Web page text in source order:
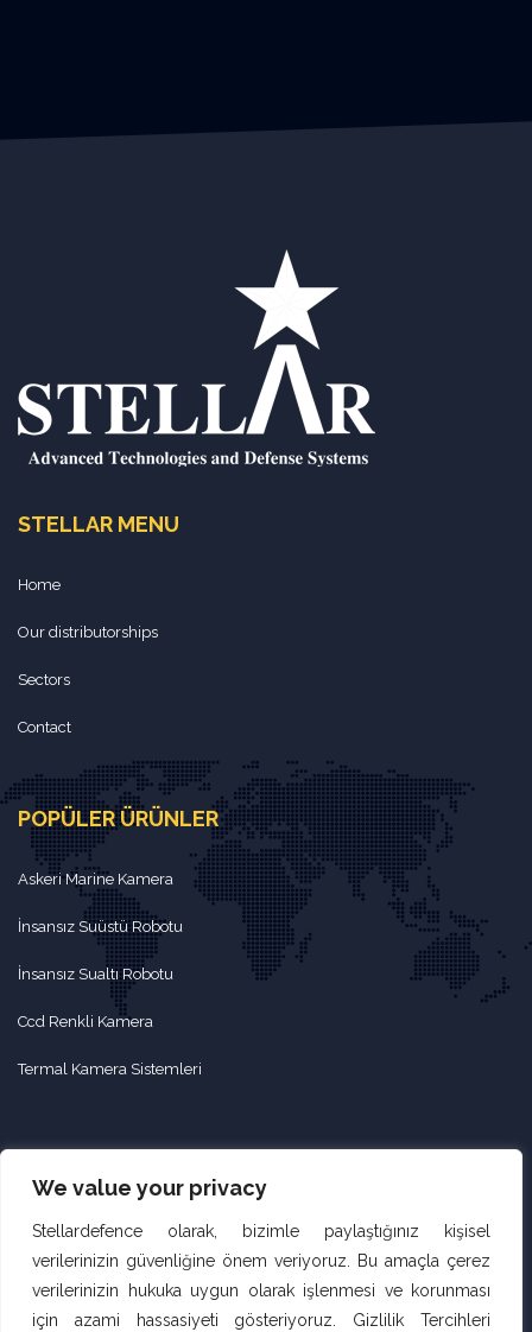
We value your privacy
Stellardefence olarak, bizimle paylaştığınız kişisel
verilerinizin güvenliğine önem veriyoruz. Bu amaçla çerez
verilerinizin hukuka uygun olarak işlenmesi ve korunması
için azami hassasiyeti gösteriyoruz. Gizlilik Tercihleri
STELLAR MENU
Home
Our distributorships
Sectors
Contact
POPÜLER ÜRÜNLER
Askeri Marine Kamera
İnsansız Suüstü Robotu
İnsansız Sualtı Robotu
Ccd Renkli Kamera
Termal Kamera Sistemleri
contact@stellardefence.com
+90 312 295 6481
+90 534 892 4692